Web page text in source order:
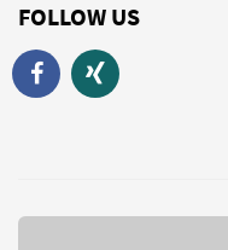
FOLLOW US